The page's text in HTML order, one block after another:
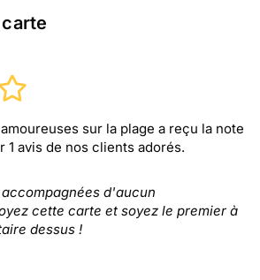
sur la plage a reçu la note
1 avis de nos clients adorés.
d'aucun
cette carte et soyez le premier à
dessus !